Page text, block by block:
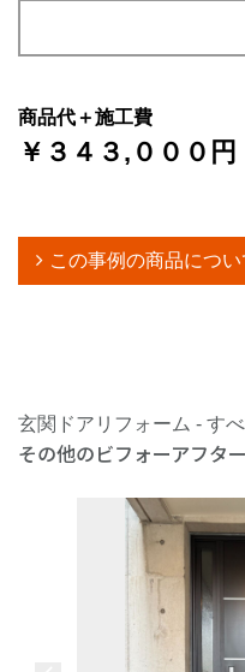
商品代＋施工費
￥３４３,０００円
この事例の商品につ
玄関ドアリフォーム - す
その他のビフォーアフター